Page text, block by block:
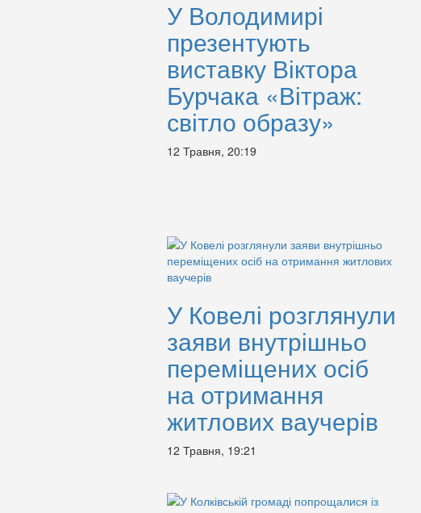
У Володимирі
презентують
виставку Віктора
Бурчака «Вітраж:
світло образу»
12 Травня, 20:19
У Ковелі розглянули
заяви внутрішньо
переміщених осіб
на отримання
житлових ваучерів
12 Травня, 19:21